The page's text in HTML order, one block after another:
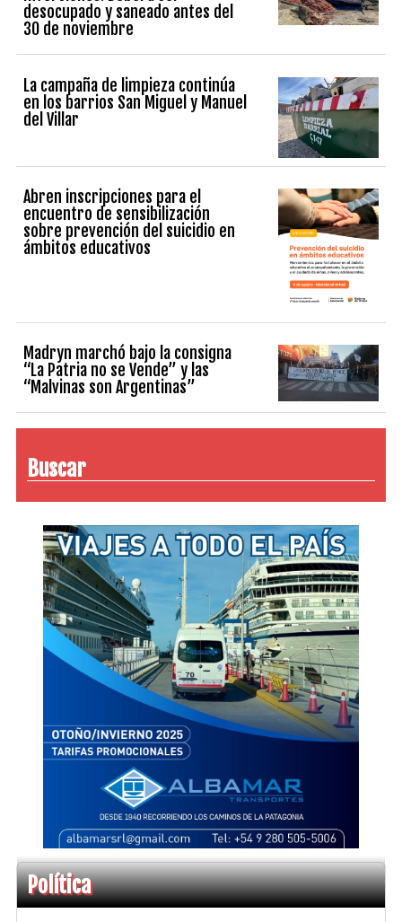
desocupado y saneado antes del
30 de noviembre
La campaña de limpieza continúa
en los barrios San Miguel y Manuel
del Villar
Abren inscripciones para el
encuentro de sensibilización
sobre prevención del suicidio en
ámbitos educativos
Madryn marchó bajo la consigna
“La Patria no se Vende” y las
“Malvinas son Argentinas”
Buscar
Política